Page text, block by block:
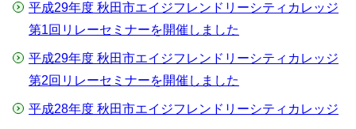
平成29年度 秋田市エイジフレンドリーシティカレッジ
第1回リレーセミナーを開催しました
平成29年度 秋田市エイジフレンドリーシティカレッジ
第2回リレーセミナーを開催しました
平成28年度 秋田市エイジフレンドリーシティカレッジ